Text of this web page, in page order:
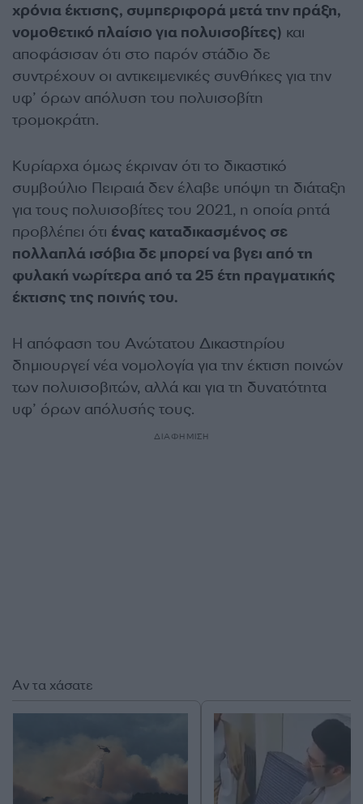
χρόνια έκτισης, συμπεριφορά μετά την πράξη,
νομοθετικό πλαίσιο για πολυισοβίτες) και
αποφάσισαν ότι στο παρόν στάδιο δε
συντρέχουν οι αντικειμενικές συνθήκες για την
υφ’ όρων απόλυση του πολυισοβίτη
τρομοκράτη.
Κυρίαρχα όμως έκριναν ότι το δικαστικό
συμβούλιο Πειραιά δεν έλαβε υπόψη τη διάταξη
για τους πολυισοβίτες του 2021, η οποία ρητά
προβλέπει ότι ένας καταδικασμένος σε
πολλαπλά ισόβια δε μπορεί να βγει από τη
φυλακή νωρίτερα από τα 25 έτη πραγματικής
έκτισης της ποινής του.
Η απόφαση του Ανώτατου Δικαστηρίου
δημιουργεί νέα νομολογία για την έκτιση ποινών
των πολυισοβιτών, αλλά και για τη δυνατότητα
υφ’ όρων απόλυσής τους.
ΔΙΑΦΗΜΙΣΗ
Αν τα χάσατε